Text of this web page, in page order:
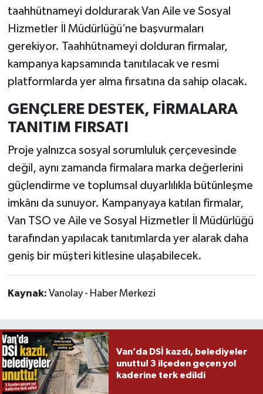
taahhütnameyi doldurarak Van Aile ve Sosyal
Hizmetler İl Müdürlüğü’ne başvurmaları
gerekiyor. Taahhütnameyi dolduran firmalar,
kampanya kapsamında tanıtılacak ve resmi
platformlarda yer alma fırsatına da sahip olacak.
GENÇLERE DESTEK, FİRMALARA
TANITIM FIRSATI
Proje yalnızca sosyal sorumluluk çerçevesinde
değil, aynı zamanda firmalara marka değerlerini
güçlendirme ve toplumsal duyarlılıkla bütünleşme
imkânı da sunuyor. Kampanyaya katılan firmalar,
Van TSO ve Aile ve Sosyal Hizmetler İl Müdürlüğü
tarafından yapılacak tanıtımlarda yer alarak daha
geniş bir müşteri kitlesine ulaşabilecek.
Kaynak: Vanolay - Haber Merkezi
Van’da DSİ kazdı, belediyeler
unuttu! 3 ilçeden geçen yol
kaderine terk edildi